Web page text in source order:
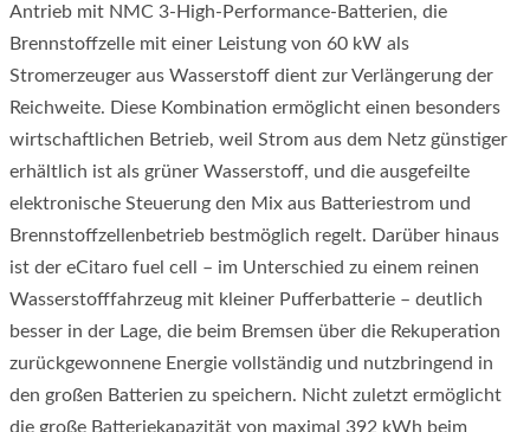
Antrieb mit NMC 3-High-Performance-Batterien, die
Brennstoffzelle mit einer Leistung von 60 kW als
Stromerzeuger aus Wasserstoff dient zur Verlängerung der
Reichweite. Diese Kombination ermöglicht einen besonders
wirtschaftlichen Betrieb, weil Strom aus dem Netz günstiger
erhältlich ist als grüner Wasserstoff, und die ausgefeilte
elektronische Steuerung den Mix aus Batteriestrom und
Brennstoffzellenbetrieb bestmöglich regelt. Darüber hinaus
ist der eCitaro fuel cell – im Unterschied zu einem reinen
Wasserstofffahrzeug mit kleiner Pufferbatterie – deutlich
besser in der Lage, die beim Bremsen über die Rekuperation
zurückgewonnene Energie vollständig und nutzbringend in
den großen Batterien zu speichern. Nicht zuletzt ermöglicht
die große Batteriekapazität von maximal 392 kWh beim